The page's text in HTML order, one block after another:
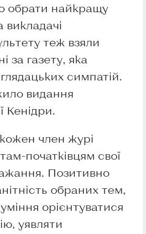
обрати найкращу
викладачі
теж взяли
за газету, яка
симпатій.
видання
Кенідри.
член журі
початківцям свої
Позитивно
обраних тем,
орієнтуватися
уявляти